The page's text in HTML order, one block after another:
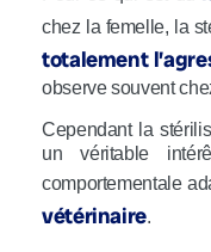
chez la femelle, la
totalement
observe souvent
Cependant la
un véritable
comportementale
vétérinaire.